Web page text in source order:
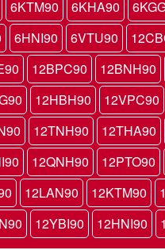
6KTM90 6KHA90
6HNI90 6VTU90
12BPC90 12BNH90
12HBH90 12VPC90
12TNH90 12THA90
12QNH90 12PTO90
12LAN90 12KTM90
12YBI90 12HNI90